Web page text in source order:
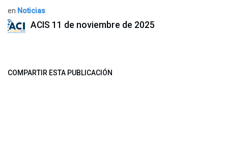
en Noticias
ACIS 11 de noviembre de 2025
COMPARTIR ESTA PUBLICACIÓN